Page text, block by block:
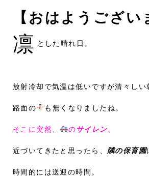
【おはようござい
凛 とした晴れ日。
放射冷却で気温は低いですが清々しい
路面の も無くなりましたね。
そこに突然、 のサイレン。
近づいてきたと思ったら、 隣の保育園
時間的には送迎の時間。